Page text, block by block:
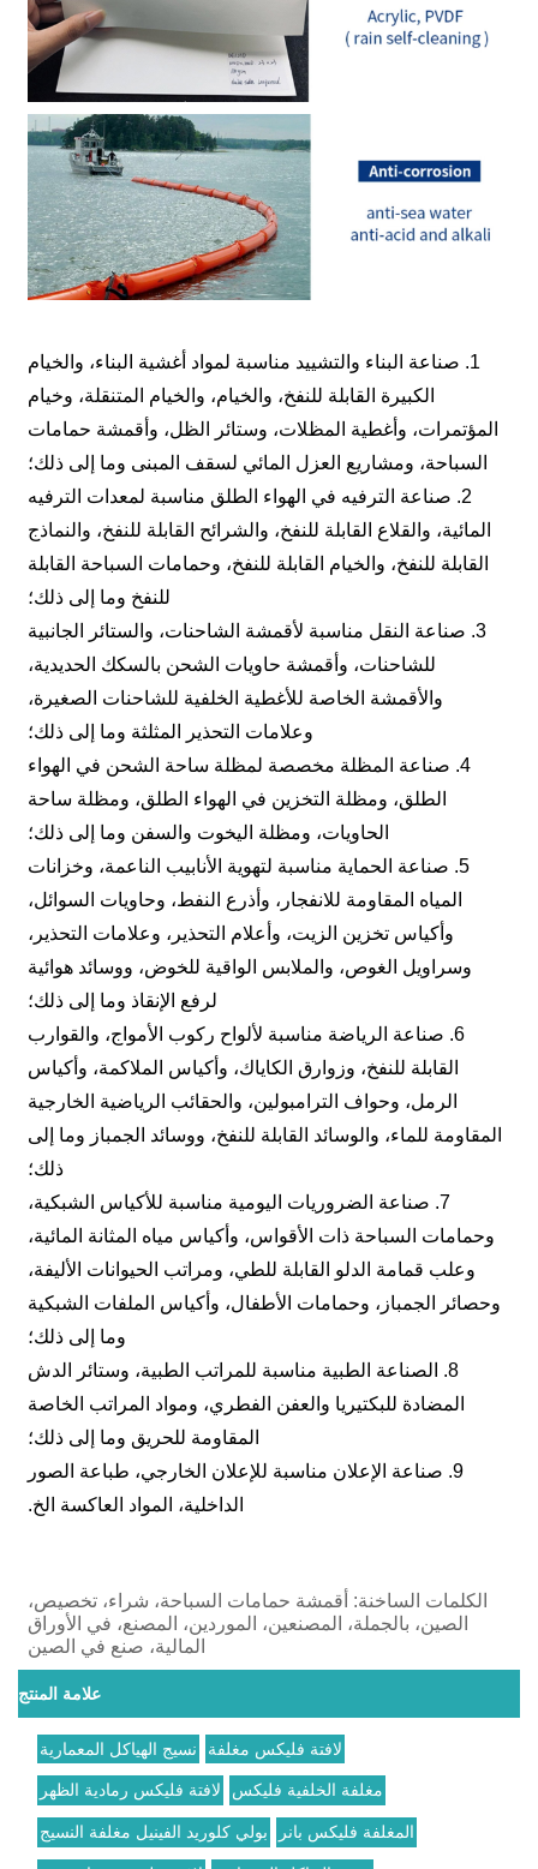
1. صناعة البناء والتشييد مناسبة لمواد أغشية البناء، والخيام
الكبيرة القابلة للنفخ، والخيام، والخيام المتنقلة، وخيام
المؤتمرات، وأغطية المظلات، وستائر الظل، وأقمشة حمامات
السباحة، ومشاريع العزل المائي لسقف المبنى وما إلى ذلك؛
2. صناعة الترفيه في الهواء الطلق مناسبة لمعدات الترفيه
المائية، والقلاع القابلة للنفخ، والشرائح القابلة للنفخ، والنماذج
القابلة للنفخ، والخيام القابلة للنفخ، وحمامات السباحة القابلة
للنفخ وما إلى ذلك؛
3. صناعة النقل مناسبة لأقمشة الشاحنات، والستائر الجانبية
للشاحنات، وأقمشة حاويات الشحن بالسكك الحديدية،
والأقمشة الخاصة للأغطية الخلفية للشاحنات الصغيرة،
وعلامات التحذير المثلثة وما إلى ذلك؛
4. صناعة المظلة مخصصة لمظلة ساحة الشحن في الهواء
الطلق، ومظلة التخزين في الهواء الطلق، ومظلة ساحة
الحاويات، ومظلة اليخوت والسفن وما إلى ذلك؛
5. صناعة الحماية مناسبة لتهوية الأنابيب الناعمة، وخزانات
المياه المقاومة للانفجار، وأذرع النفط، وحاويات السوائل،
وأكياس تخزين الزيت، وأعلام التحذير، وعلامات التحذير،
وسراويل الغوص، والملابس الواقية للخوض، ووسائد هوائية
لرفع الإنقاذ وما إلى ذلك؛
6. صناعة الرياضة مناسبة لألواح ركوب الأمواج، والقوارب
القابلة للنفخ، وزوارق الكاياك، وأكياس الملاكمة، وأكياس
الرمل، وحواف الترامبولين، والحقائب الرياضية الخارجية
المقاومة للماء، والوسائد القابلة للنفخ، ووسائد الجمباز وما إلى
ذلك؛
7. صناعة الضروريات اليومية مناسبة للأكياس الشبكية،
وحمامات السباحة ذات الأقواس، وأكياس مياه المثانة المائية،
وعلب قمامة الدلو القابلة للطي، ومراتب الحيوانات الأليفة،
وحصائر الجمباز، وحمامات الأطفال، وأكياس الملفات الشبكية
وما إلى ذلك؛
8. الصناعة الطبية مناسبة للمراتب الطبية، وستائر الدش
المضادة للبكتيريا والعفن الفطري، ومواد المراتب الخاصة
المقاومة للحريق وما إلى ذلك؛
9. صناعة الإعلان مناسبة للإعلان الخارجي، طباعة الصور
الداخلية، المواد العاكسة الخ.
الكلمات الساخنة: أقمشة حمامات السباحة، شراء، تخصيص،
الصين، بالجملة، المصنعين، الموردين، المصنع، في الأوراق
المالية، صنع في الصين
علامة المنتج
نسيج الهياكل المعمارية لافتة فليكس مغلفة
لافتة فليكس رمادية الظهر مغلفة الخلفية فليكس
بولي كلوريد الفينيل مغلفة النسيج المغلفة فليكس بانر